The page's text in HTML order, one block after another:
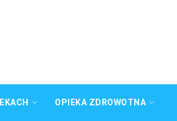
OPIEKA ZDROWOTNA